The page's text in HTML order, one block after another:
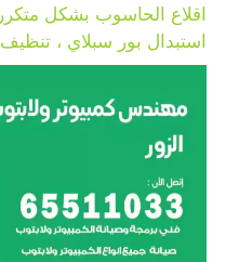
اقلاع الحاسوب بشكل
استبدال بور سبلاي ،